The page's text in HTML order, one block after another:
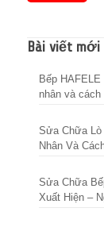
Bài viết mới
Bếp
nhân và
Sửa Chữa Lò
Nhân Và
Sửa Chữa
Xuất Hiện –